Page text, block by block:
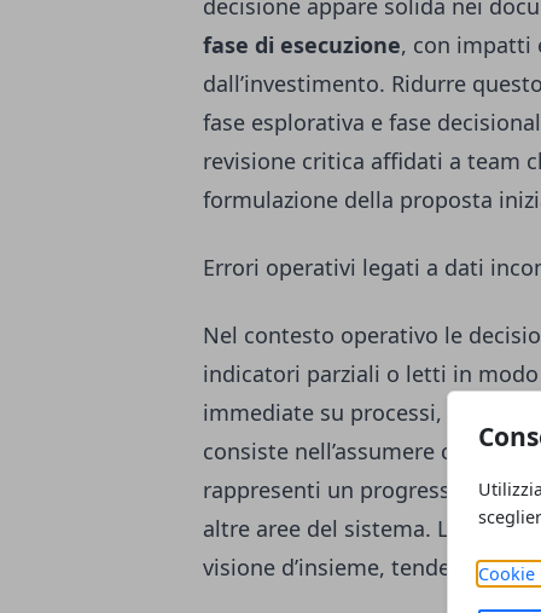
Cookie
decisione appare solida nei
fase di esecuzione, con impatti
dall’investimento. Ridurre
fase esplorativa e fase
revisione critica affidati a team
formulazione della proposta
Errori operativi legati a dati
Nel contesto operativo le
indicatori parziali o letti in
immediate su processi, costi e
consiste nell’assumere che un
rappresenti un progresso
altre aree del sistema.
visione d’insieme, tende a